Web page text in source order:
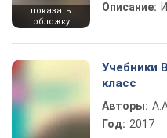
показать
обложку
Описание:
Учебники
класс
Авторы:
Год: 2017